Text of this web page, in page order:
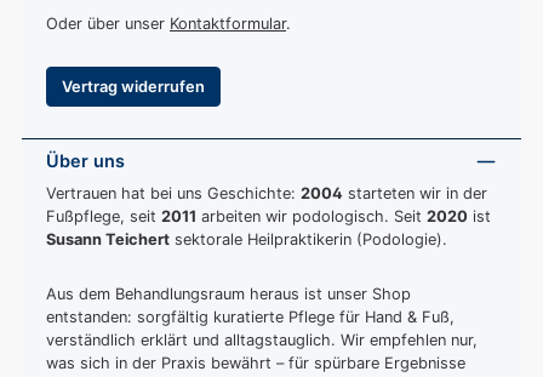
Oder über unser Kontaktformular.
Vertrag widerrufen
Über uns
Vertrauen hat bei uns Geschichte: 2004 starteten wir in der
Fußpflege, seit 2011 arbeiten wir podologisch. Seit 2020 ist
Susann Teichert sektorale Heilpraktikerin (Podologie).
Aus dem Behandlungsraum heraus ist unser Shop
entstanden: sorgfältig kuratierte Pflege für Hand & Fuß,
verständlich erklärt und alltagstauglich. Wir empfehlen nur,
was sich in der Praxis bewährt – für spürbare Ergebnisse